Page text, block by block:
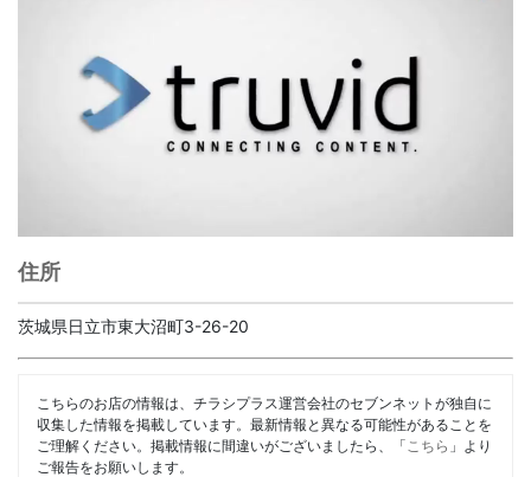
住所
茨城県日立市東大沼町3-26-20
こちらのお店の情報は、チラシプラス運営会社のセブンネットが独自に
収集した情報を掲載しています。最新情報と異なる可能性があることを
ご理解ください。掲載情報に間違いがございましたら、「 こちら 」より
ご報告をお願いします。